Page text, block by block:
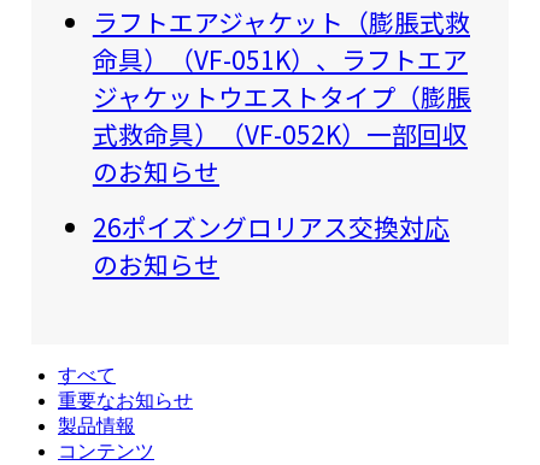
ラフトエアジャケット（膨脹式救
命具）（VF-051K）、ラフトエア
ジャケットウエストタイプ（膨脹
式救命具）（VF-052K）一部回収
のお知らせ
26ポイズングロリアス交換対応
のお知らせ
すべて
重要なお知らせ
製品情報
コンテンツ